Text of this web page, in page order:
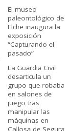
El museo
paleontológico de
Elche inaugura la
exposición
“Capturando el
pasado”
La Guardia Civil
desarticula un
grupo que robaba
en salones de
juego tras
manipular las
máquinas en
Callosa de Segura